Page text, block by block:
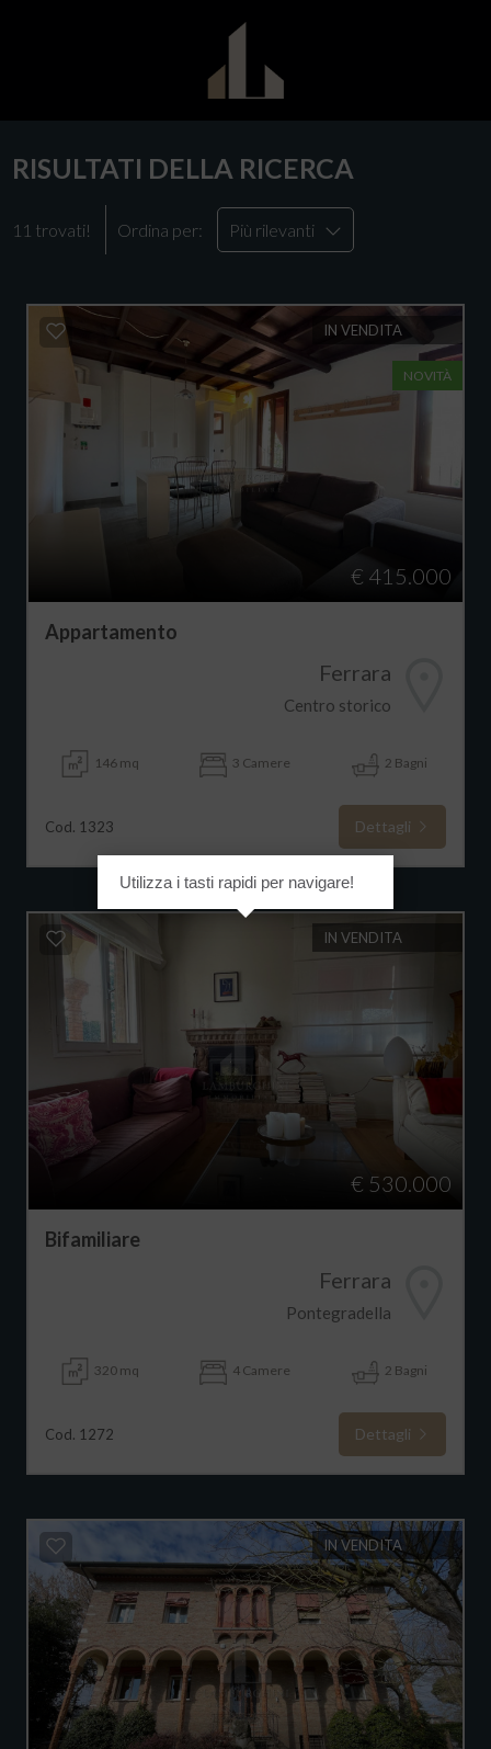
RISULTATI DELLA RICERCA
11 trovati! Ordina per: Più rilevanti
IN VENDITA
NOVITÀ
€ 415.000
Appartamento
Ferrara
Centro storico
146 mq 3 Camere 2 Bagni
Cod. 1323 Dettagli
IN VENDITA
€ 530.000
Bifamiliare
Ferrara
Pontegradella
320 mq 4 Camere 2 Bagni
Cod. 1272 Dettagli
IN VENDITA
Utilizza i tasti rapidi per navigare!